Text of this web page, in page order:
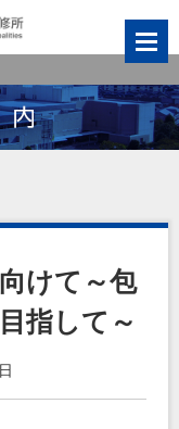
けて～包
指して～